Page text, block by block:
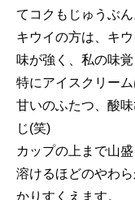
てコクもじゅうぶん
キウイの方は、キ
味が強く、私の味覚
特にアイスクリーム
甘いのふたつ、酸
じ(笑)
カップの上まで山
溶けるほどのやわ
かりすくえます。